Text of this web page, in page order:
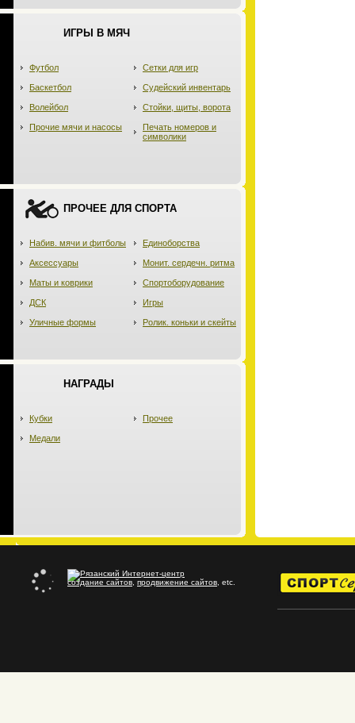
ИГРЫ В МЯЧ
Футбол
Баскетбол
Волейбол
Прочие мячи и насосы
Сетки для игр
Судейский инвентарь
Стойки, щиты, ворота
Печать номеров и
символики
ПРОЧЕЕ ДЛЯ СПОРТА
Набив. мячи и фитболы
Аксессуары
Маты и коврики
ДСК
Уличные формы
Единоборства
Монит. сердечн. ритма
Спортоборудование
Игры
Ролик. коньки и скейты
НАГРАДЫ
Кубки
Медали
Прочее
создание сайтов продвижение сайтов , etc.